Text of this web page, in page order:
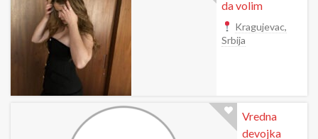
da volim
Kragujevac,
Srbija
Vredna
devojka